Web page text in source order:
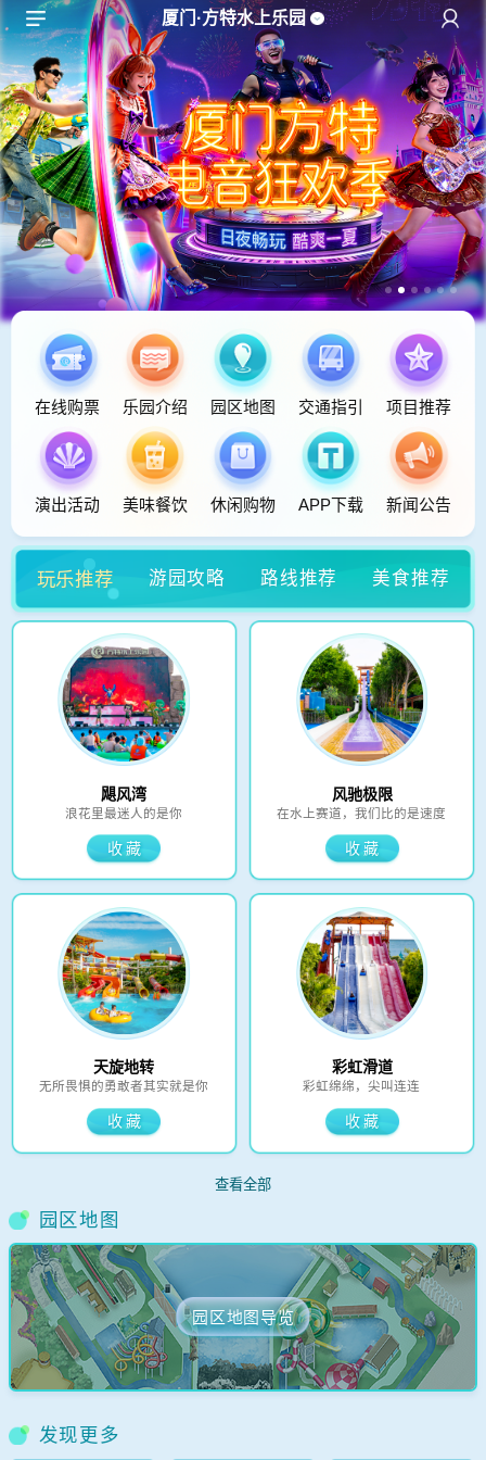
厦门·方特水上乐园
在线购票 乐园介绍 园区地图 交通指引 项目推荐
演出活动 美味餐饮 休闲购物 APP下载 新闻公告
玩乐推荐 游园攻略 路线推荐 美食推荐
飓风湾
浪花里最迷人的是你
收藏
所有身高
风驰极限
在水上赛道，我们比的是速度
收藏
1.5米或以上
天旋地转
无所畏惧的勇敢者其实就是你
收藏
彩虹滑道
彩虹绵绵，尖叫连连
收藏
查看全部
园区地图
园区地图导览
发现更多